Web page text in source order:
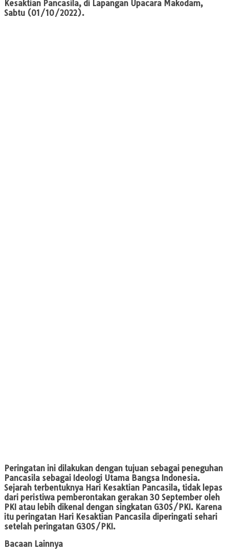
Kesaktian Pancasila, di Lapangan Upacara Makodam,
Sabtu (01/10/2022).
Peringatan ini dilakukan dengan tujuan sebagai peneguhan
Pancasila sebagai Ideologi Utama Bangsa Indonesia.
Sejarah terbentuknya Hari Kesaktian Pancasila, tidak lepas
dari peristiwa pemberontakan gerakan 30 September oleh
PKI atau lebih dikenal dengan singkatan G30S/PKI. Karena
itu peringatan Hari Kesaktian Pancasila diperingati sehari
setelah peringatan G30S/PKI.
Bacaan Lainnya